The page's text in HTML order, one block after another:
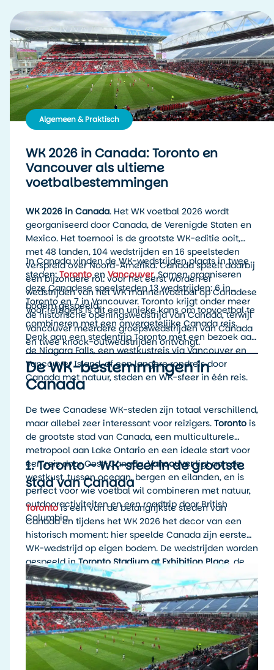
Algemeen & Praktisch
WK 2026 in Canada: Toronto en
Vancouver als ultieme
voetbalbestemmingen
WK 2026 in Canada. Het WK voetbal 2026 wordt
georganiseerd door Canada, de Verenigde Staten en
Mexico. Het toernooi is de grootste WK-editie ooit,
met 48 landen, 104 wedstrijden en 16 speelsteden
verspreid over Noord-Amerika. Canada speelt daarbij
een bijzondere rol: voor het eerst worden er
wedstrijden van het WK mannenvoetbal op Canadese
bodem gespeeld.
In Canada vinden de WK-wedstrijden plaats in twee
steden:TorontoenVancouver. Samen organiseren
deze Canadese speelsteden 13 wedstrijden: 6 in
Toronto en 7 in Vancouver. Toronto krijgt onder meer
de historische openingswedstrijd van Canada, terwijl
Vancouver meerdere groepswedstrijden van Canada
én twee knock-outwedstrijden ontvangt.
Voor reizigers is dit een unieke kans om topvoetbal te
combineren met een onvergetelijke Canada reis.
Denk aan een stedentrip Toronto met een bezoek aan
de Niagara Falls, een westkustreis via Vancouver en
Vancouver Island, of een langere rondreis door
Canada met natuur, steden en WK-sfeer in één reis.
De WK-bestemmingen in
Canada
De twee Canadese WK-steden zijn totaal verschillend,
maar allebei zeer interessant voor reizigers. Toronto is
de grootste stad van Canada, een multiculturele
metropool aan Lake Ontario en een ideale start voor
een reis door Oost-Canada.Vancouverligt aan de
westkust, tussen oceaan, bergen en eilanden, en is
perfect voor wie voetbal wil combineren met natuur,
outdooractiviteiten en een roadtrip door British
Columbia.
1. Toronto – WK-sfeer in de grootste
stad van Canada
Torontois een van de belangrijkste steden van
Canada en tijdens het WK 2026 het decor van een
historisch moment: hier speelde Canada zijn eerste
WK-wedstrijd op eigen bodem. De wedstrijden worden
gespeeld inToronto Stadium at Exhibition Place , de
officiële WK-naam voor het stadion in Toronto. Voor
het WK wordt de capaciteit uitgebreid naar 45.736
plaatsen.